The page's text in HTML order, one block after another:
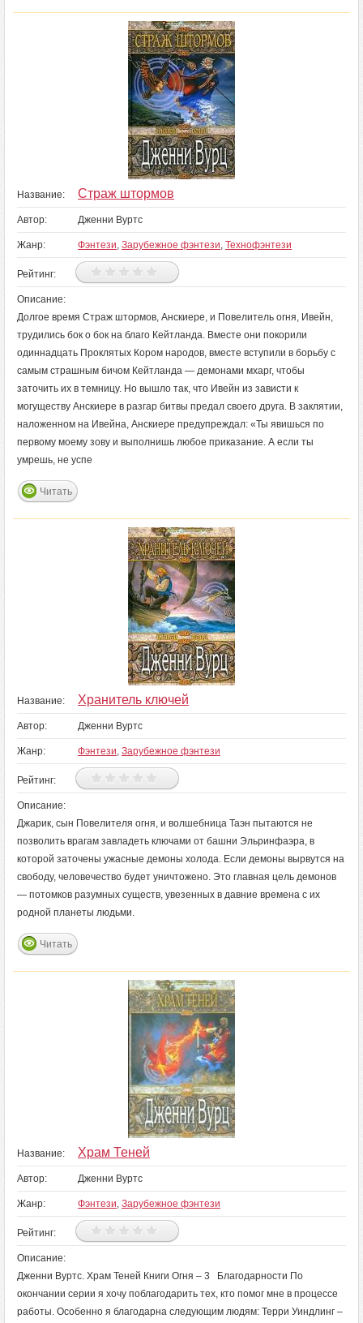
Название: Страж штормов
Автор: Дженни Вуртс
Жанр: Фэнтези, Зарубежное фэнтези, Технофэнтези
Рейтинг:
Описание:
Долгое время Страж штормов, Анскиере, и Повелитель огня, Ивейн,
трудились бок о бок на благо Кейтланда. Вместе они покорили
одиннадцать Проклятых Кором народов, вместе вступили в борьбу с
самым страшным бичом Кейтланда — демонами мхарг, чтобы
заточить их в темницу. Но вышло так, что Ивейн из зависти к
могуществу Анскиере в разгар битвы предал своего друга. В заклятии,
наложенном на Ивейна, Анскиере предупреждал: «Ты явишься по
первому моему зову и выполнишь любое приказание. А если ты
умрешь, не успе
Читать
Название: Хранитель ключей
Автор: Дженни Вуртс
Жанр: Фэнтези, Зарубежное фэнтези
Рейтинг:
Описание:
Джарик, сын Повелителя огня, и волшебница Таэн пытаются не
позволить врагам завладеть ключами от башни Эльринфаэра, в
которой заточены ужасные демоны холода. Если демоны вырвутся на
свободу, человечество будет уничтожено. Это главная цель демонов
— потомков разумных существ, увезенных в давние времена с их
родной планеты людьми.
Читать
Название: Храм Теней
Автор: Дженни Вуртс
Жанр: Фэнтези, Зарубежное фэнтези
Рейтинг:
Описание:
Дженни Вуртс. Храм Теней Книги Огня – 3 Благодарности По
окончании серии я хочу поблагодарить тех, кто помог мне в процессе
работы. Особенно я благодарна следующим людям: Терри Уиндлинг –